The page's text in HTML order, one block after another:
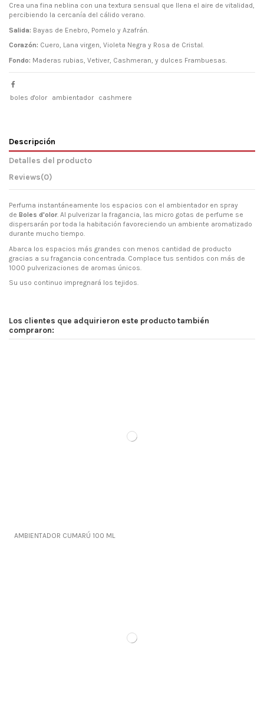
Crea una fina neblina con una textura sensual que llena el aire de vitalidad,
percibiendo la cercanía del cálido verano.
Salida: Bayas de Enebro, Pomelo y Azafrán.
Corazón: Cuero, Lana virgen, Violeta Negra y Rosa de Cristal.
Fondo: Maderas rubias, Vetiver, Cashmeran, y dulces Frambuesas.
boles d'olor ambientador cashmere
Descripción
Detalles del producto
Reviews(0)
Perfuma instantáneamente los espacios con el ambientador en spray
de Boles d'olor. Al pulverizar la fragancia, las micro gotas de perfume se
dispersarán por toda la habitación favoreciendo un ambiente aromatizado
durante mucho tiempo.
Abarca los espacios más grandes con menos cantidad de producto
gracias a su fragancia concentrada. Complace tus sentidos con más de
1000 pulverizaciones de aromas únicos.
Su uso continuo impregnará los tejidos.
Los clientes que adquirieron este producto también
compraron:
AMBIENTADOR CUMARÚ 100 ML